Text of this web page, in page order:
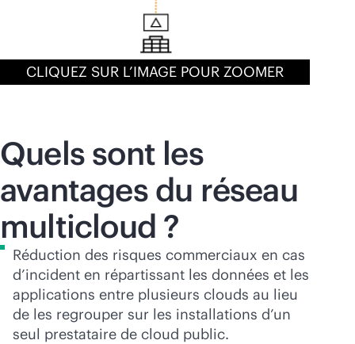
CLIQUEZ SUR L’IMAGE POUR ZOOMER
Quels sont les
avantages du réseau
multicloud ?
Réduction des risques commerciaux en cas
d’incident en répartissant les données et les
applications entre plusieurs clouds au lieu
de les regrouper sur les installations d’un
seul prestataire de cloud public.